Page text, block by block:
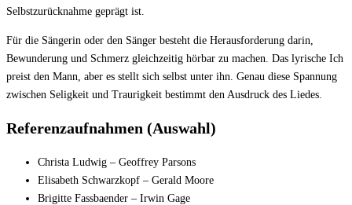
Selbstzurücknahme geprägt ist.
Für die Sängerin oder den Sänger besteht die Herausforderung darin,
Bewunderung und Schmerz gleichzeitig hörbar zu machen. Das lyrische Ich
preist den Mann, aber es stellt sich selbst unter ihn. Genau diese Spannung
zwischen Seligkeit und Traurigkeit bestimmt den Ausdruck des Liedes.
Referenzaufnahmen (Auswahl)
Christa Ludwig – Geoffrey Parsons
Elisabeth Schwarzkopf – Gerald Moore
Brigitte Fassbaender – Irwin Gage